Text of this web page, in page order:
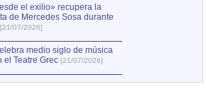
el exilio» recupera la
de Mercedes Sosa durante
[21/07/2026]
medio siglo de música
el Teatre Grec [21/07/2026]